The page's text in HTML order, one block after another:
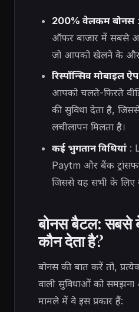
200% वेलकम बोनस:
ऑफर बाजार में सबसे
जो आपको खेलने के और
रिस्पॉन्सिव मोबाइल ऐप
आपको चलते-फिरते
की सुविधा देता है,
लचीलापन मिलता है।
कई भुगतान विधियां:
Paytm और बैंक
जिससे यह सभी के लिए
बोनस बैटल: सबसे
कौन देता है?
बोनस की बात करें तो,
वाली सुविधाओं को
मामले में वे इस प्रकार हैं: